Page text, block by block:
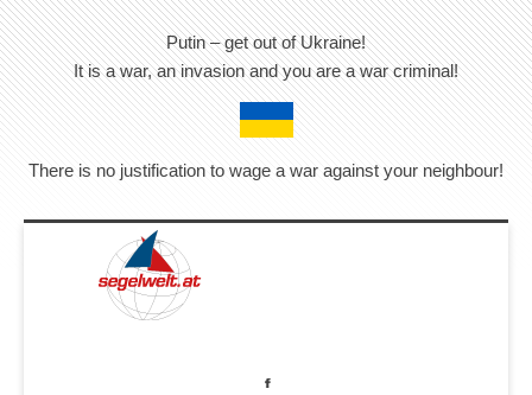
Putin – get out of Ukraine!
It is a war, an invasion and you are a war criminal!
There is no justification to wage a war against your neighbour!